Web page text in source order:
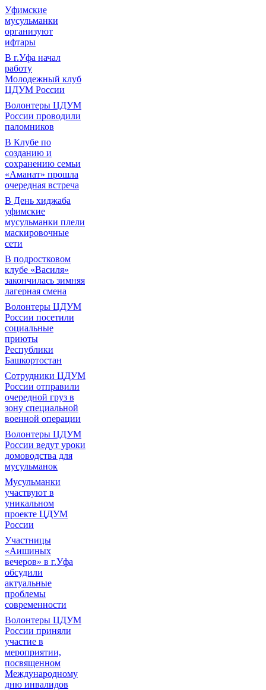
Уфимские
мусульманки
организуют
ифтары
В г.Уфа начал
работу
Молодежный клуб
ЦДУМ России
Волонтеры ЦДУМ
России проводили
паломников
В Клубе по
созданию и
сохранению семьи
«Аманат» прошла
очередная встреча
В День хиджаба
уфимские
мусульманки плели
маскировочные
сети
В подростковом
клубе «Василя»
закончилась зимняя
лагерная смена
Волонтеры ЦДУМ
России посетили
социальные
приюты
Республики
Башкортостан
Сотрудники ЦДУМ
России отправили
очередной груз в
зону специальной
военной операции
Волонтеры ЦДУМ
России ведут уроки
домоводства для
мусульманок
Мусульманки
участвуют в
уникальном
проекте ЦДУМ
России
Участницы
«Аишиных
вечеров» в г.Уфа
обсудили
актуальные
проблемы
современности
Волонтеры ЦДУМ
России приняли
участие в
мероприятии,
посвященном
Международному
дню инвалидов